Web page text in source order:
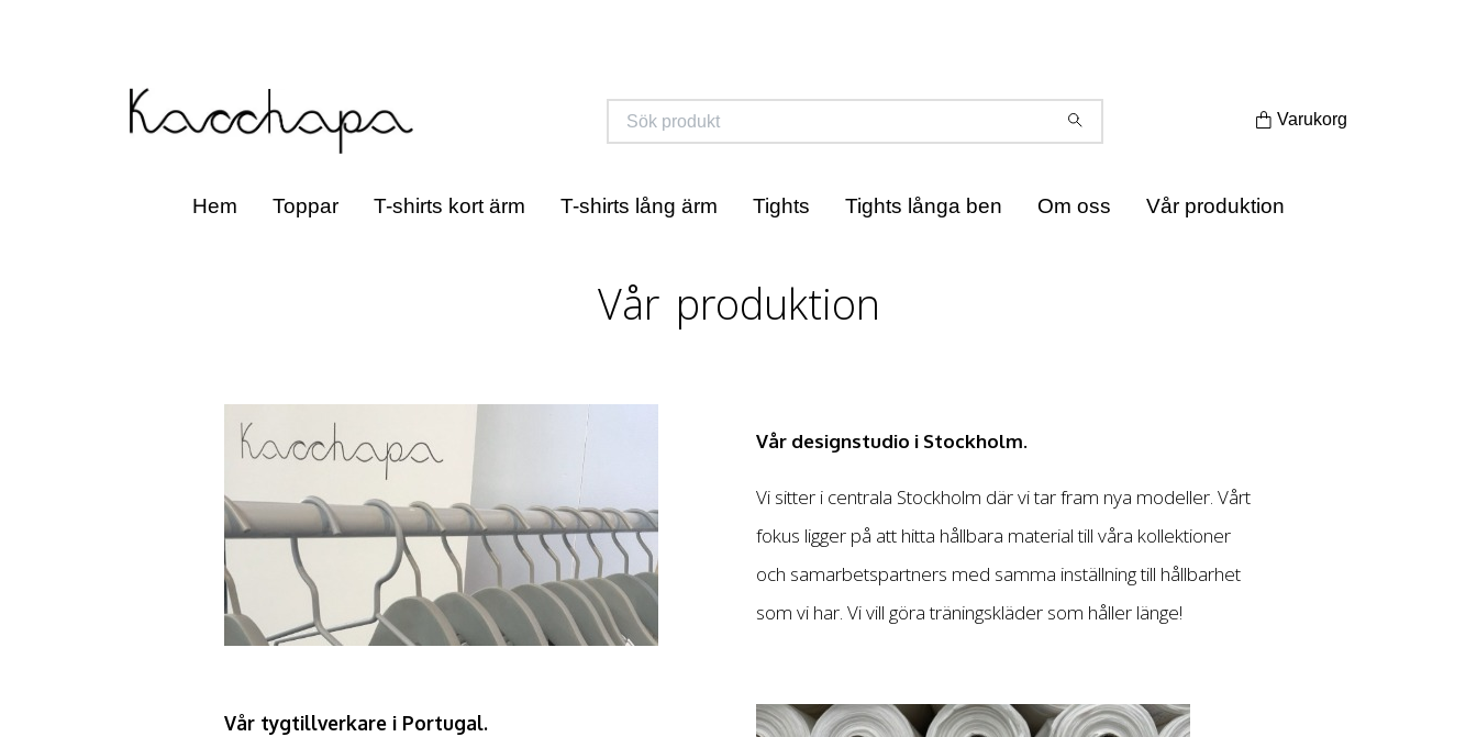
Varukorg
Hem Toppar T-shirts kort ärm T-shirts lång ärm Tights Tights långa ben Om oss Vår produktion
Vår produktion
Vår designstudio i Stockholm.
Vi sitter i centrala Stockholm där vi tar fram nya modeller. Vårt
fokus ligger på att hitta hållbara material till våra kollektioner
och samarbetspartners med samma inställning till hållbarhet
som vi har. Vi vill göra träningskläder som håller länge!
Vår tygtillverkare i Portugal.